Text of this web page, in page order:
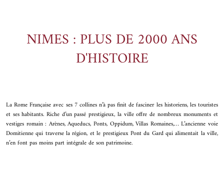
NIMES : PLUS DE 2000 ANS
D'HISTOIRE
La Rome Française avec ses 7 collines n’à pas finit de fasciner les historiens, les touristes
et ses habitants. Riche d’un passé prestigieux, la ville offre de nombreux monuments et
vestiges romain : Arènes, Aqueducs, Ponts, Oppidum, Villas Romaines,… L’ancienne voie
Domitienne qui traverse la région, et le prestigieux Pont du Gard qui alimentait la ville,
n’en font pas moins part intégrale de son patrimoine.